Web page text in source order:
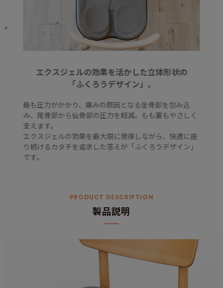
エクスジェルの効果を活かした立体形状の
「ふくろうデザイン」。
最も圧力がかかり、痛みの原因となる坐骨部を包み込
み、尾骨部から仙骨部の圧力を軽減。もも裏もやさしく
支えます。
エクスジェルの効果を最大限に発揮しながら、快適に座
り続けるカタチを追求した答えが「ふくろうデザイン」
です。
PRODUCT DESCRIPTION
製品説明